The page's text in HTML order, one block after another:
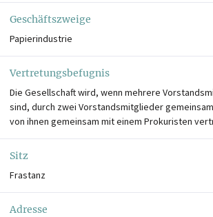
Geschäftszweige
Papierindustrie
Vertretungsbefugnis
Die Gesellschaft wird, wenn mehrere
sind, durch zwei Vorstandsmitglieder
von ihnen gemeinsam mit einem Prokuristen
Sitz
Frastanz
Adresse